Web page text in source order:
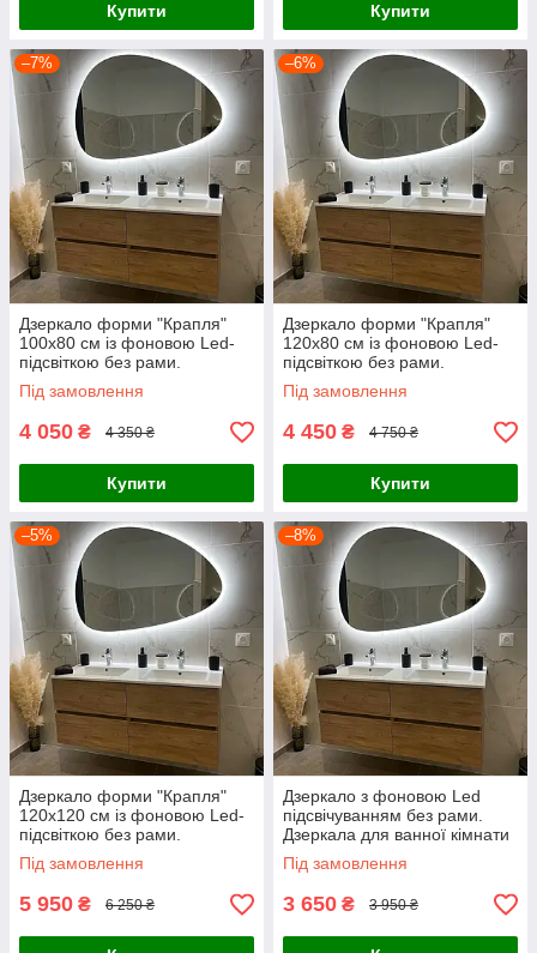
Купити Купити
–7%
Дзеркало форми "Крапля"
100х80 см із фоновою Led-
підсвіткою без рами.
Дзеркала для ванної кімнати
Під замовлення
4 050 ₴ 4 350 ₴
Купити
–6%
Дзеркало форми "Крапля"
120х80 см із фоновою Led-
підсвіткою без рами.
Дзеркала для ванної кімнати
Під замовлення
4 450 ₴ 4 750 ₴
Купити
–5%
Дзеркало форми "Крапля"
120х120 см із фоновою Led-
підсвіткою без рами.
Дзеркала для ванної кімнати
Під замовлення
5 950 ₴ 6 250 ₴
–8%
Дзеркало з фоновою Led
підсвічуванням без рами.
Дзеркала для ванної кімнати
Під замовлення
3 650 ₴ 3 950 ₴